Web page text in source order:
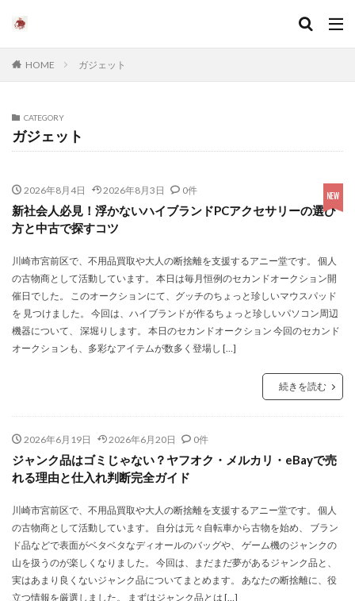
HOME ガジェット
CATEGORY
ガジェット
2026年8月4日 2026年8月3日 0件
新社会人必見！浮かないハイブランドPCアクセサリーの選び
方と中古で探すコツ
川崎市宮前区で、不用品買取や大人の断捨離を支援するアニー堂です。 個人
の古物商として活動しています。 本日は毎月恒例のセカンドオークション開
催日でした。 このオークションにて、グッチのちょっと珍しいマウスパッド
を 見つけました。 今回は、ハイブランドが作るちょっと珍しいパソコン周辺
機器について、 深堀りします。 本日のセカンドオークション 今回のセカンド
オークションも、多彩なアイテムが数多く登場し […]
続きを読む
2026年6月19日 2026年6月20日 0件
ジャンク品はゴミじゃない？ヤフオク・メルカリ・eBayで売
れる理由と仕入れ判断完全ガイド
川崎市宮前区で、不用品買取や大人の断捨離を支援するアニー堂です。 個人
の古物商として活動しています。 自分は元々自転車から古物を始め、 ブラン
ド品などで表面がベタベタなディオールのバッグや、 ゲーム機のジャンクの
山を扱うのが楽しくなりました。 今回は、まだまだ夢があるジャンク品と、
実はあまり良くないジャンク品についてまとめます。 あなたの断捨離に、役
立つ情報を厳選しました。 まずはジャンク品とは […]